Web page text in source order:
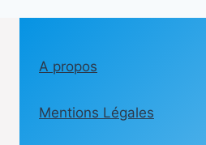
A propos
Mentions Légales